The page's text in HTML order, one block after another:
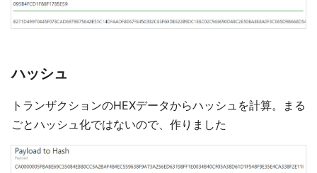
ハッシュ
トランザクションのHEXデータからハッシュを計算。まる
ごとハッシュ化ではないので、作りました